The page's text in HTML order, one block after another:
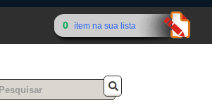
0 ítem na sua lista